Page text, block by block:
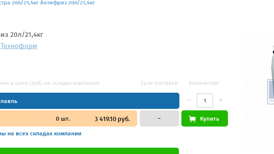
20л/21,4кг Антифриз 20л/21,4кг
20л/21,4кг
Техноформ
и цена (руб) на складах компании Срок поставки Количество
0шт. 3 419.10 руб.
на всех складах компании
– Купить